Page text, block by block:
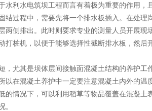
利水电筑坝工程而言有着极为重要的作用，
过程中，需要先将一个排水板插入。在处理
侧排出。此时则要求专业的测量人员开展现
桩机，以便于能够选择性截断排水板，然后
尤其是坝体层间接触面混凝土结构的养护工
在混凝土养护中一定要注意混凝土内外的温
情况下，可以利用稻草等物品覆盖在混凝土
。